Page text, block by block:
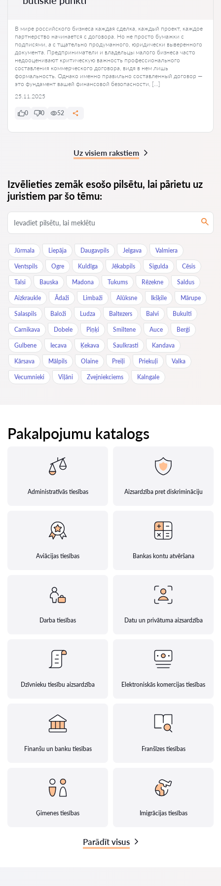
В мире российского бизнеса каждая сделка, каждый проект, каждое
партнерство начинается с договора. Но не просто бумажки с
подписями, а с тщательно продуманного, юридически выверенного
документа. Предприниматели и владельцы малого бизнеса часто
недооценивают критическую важность профессионального
составления коммерческого договора, видя в нем лишь
формальность. Однако именно правильно составленный договор —
это фундамент вашей финансовой безопасности, […]
25.11.2025
0 0 52
Uz visiem rakstiem
Izvēlieties zemāk esošo pilsētu, lai pārietu uz
juristiem par šo tēmu:
Jūrmala Liepāja Daugavpils Jelgava Valmiera
Ventspils Ogre Kuldīga Jēkabpils Sigulda Cēsis
Talsi Bauska Madona Tukums Rēzekne Saldus
Aizkraukle Ādaži Limbaži Alūksne Ikšķile Mārupe
Salaspils Baloži Ludza Baltezers Balvi Bukulti
Carnikava Dobele Piņķi Smiltene Auce Berģi
Gulbene Iecava Ķekava Saulkrasti Kandava
Kārsava Mālpils Olaine Preiļi Priekuļi Valka
Vecumnieki Viļāni Zvejniekciems Kalngale
Pakalpojumu katalogs
Administratīvās tiesības Aizsardzība pret diskrimināciju
Aviācijas tiesības Bankas kontu atvēršana
Darba tiesības Datu un privātuma aizsardzība
Dzīvnieku tiesību aizsardzība Elektroniskās komercijas tiesības
Finanšu un banku tiesības Franšīzes tiesības
Ģimenes tiesības Imigrācijas tiesības
Parādīt visus